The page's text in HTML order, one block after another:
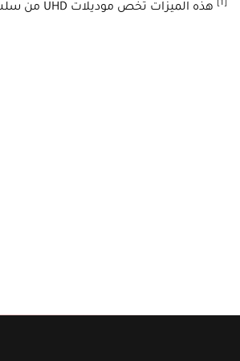
هذه الميزات تخص موديلات UHD من سلسلة Google Sound Pro.